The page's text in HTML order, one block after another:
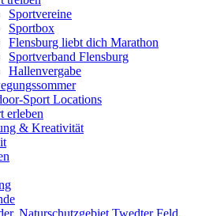
Sportvereine
Sportbox
Flensburg liebt dich Marathon
Sportverband Flensburg
Hallenvergabe
Sport Locations
erleben
& Kreativität
Naturschutzgebiet Twedter Feld,